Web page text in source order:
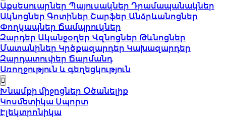
Աքսեսուարներ Պայուսակներ Դրամապանակներ
Ակնոցներ Գոտիներ Շարֆեր Անձրևանոցներ
Փողկապներ Ճամպրուկներ
Զարդեր Ականջօղեր Վզնոցներ Թևնոցներ
Մատանիներ Կրծքազարդեր Կախազարդեր
Զարդատուփեր Ճարմանդ
Առողջություն և գեղեցկություն
Խնամքի միջոցներ Օծանելիք
Կոսմետիկա Սպորտ
Էլեկտրոնիկա